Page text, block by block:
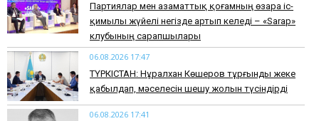
Партиялар мен азаматтық қоғамның өзара іс-
қимылы жүйелі негізде артып келеді – «Sarap»
клубының сарапшылары
06.08.2026 17:47
ТҮРКІСТАН: Нұралхан Көшеров тұрғынды жеке
қабылдап, мәселесін шешу жолын түсіндірді
06.08.2026 17:41